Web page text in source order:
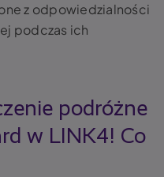
z odpowiedzialności
podczas ich
podróżne
w LINK4! Co